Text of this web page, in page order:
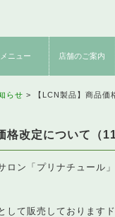
メニュー
店舗のご案内
店舗のご案内
クーポン
らせ 【LCN製品】商品価
格改定について（
ロン「プリナチュール
して販売しております